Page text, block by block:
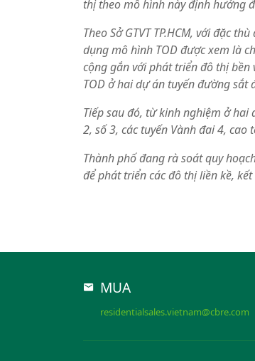
thị theo mô hình này định hướng
Theo Sở GTVT TP.HCM, với đặc
dụng mô hình TOD được xem là
cộng gắn với phát triển đô thị
TOD ở hai dự án tuyến đường sắt
Tiếp sau đó, từ kinh nghiệm ở hai
2, số 3, các tuyến Vành đai 4, cao
Thành phố đang rà soát quy
để phát triển các đô thị liền kề,
MUA
residentialsales.vietnam@cbre.com